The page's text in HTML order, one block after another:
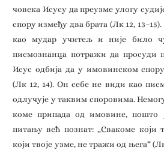
човека Исусу да преузме улогу
спору између два брата (Лк 12,
као мудар учитељ и није било
писмознанца потражи да просуди
Исус одбија да у имовинском
(Лк 12, 14). Он себе не види као
одлучује у таквим споровима.
коме припада од имовине, пошто
питању већ познат: „Свакоме који
који твоје узме, не тражи од њега“